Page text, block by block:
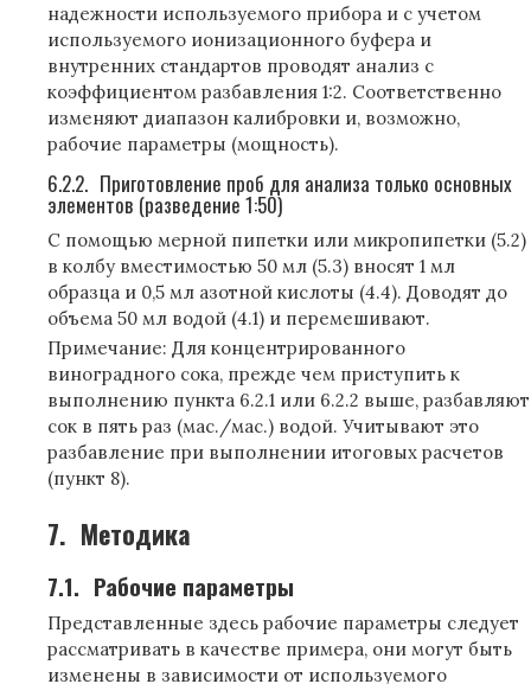
надежности используемого прибора и с учетом
используемого ионизационного буфера и
внутренних стандартов проводят анализ с
коэффициентом разбавления 1:2. Соответственно
изменяют диапазон калибровки и, возможно,
рабочие параметры (мощность).
6.2.2. Приготовление проб для анализа только основных
элементов (разведение 1:50)
С помощью мерной пипетки или микропипетки (5.2)
в колбу вместимостью 50 мл (5.3) вносят 1 мл
образца и 0,5 мл азотной кислоты (4.4). Доводят до
объема 50 мл водой (4.1) и перемешивают.
Примечание: Для концентрированного
виноградного сока, прежде чем приступить к
выполнению пункта 6.2.1 или 6.2.2 выше, разбавляют
сок в пять раз (мас./мас.) водой. Учитывают это
разбавление при выполнении итоговых расчетов
(пункт 8).
7. Методика
7.1. Рабочие параметры
Представленные здесь рабочие параметры следует
рассматривать в качестве примера, они могут быть
изменены в зависимости от используемого